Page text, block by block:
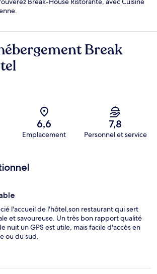
Break
6,6
Emplacement
7,8
Personnel et service
l'accueil de l'hôtel,son restaurant qui sert
et savoureuse. Un très bon rapport qualité
nuit un GPS est utile, mais facile d'accès en
ou du sud.